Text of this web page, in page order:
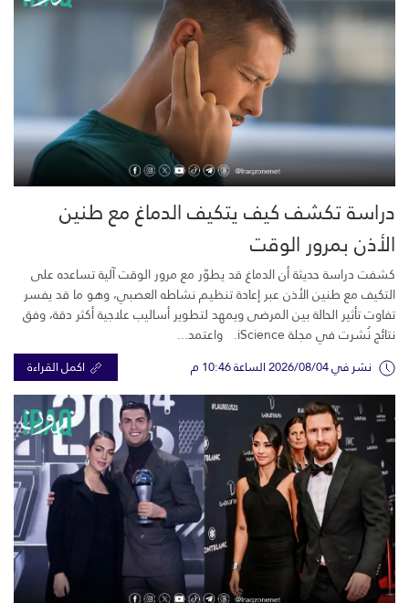
دراسة تكشف كيف يتكيف الدماغ مع طنين
الأذن بمرور الوقت
كشفت دراسة حديثة أن الدماغ قد يطوّر مع مرور الوقت آلية تساعده على
التكيف مع طنين الأذن عبر إعادة تنظيم نشاطه العصبي، وهو ما قد يفسر
تفاوت تأثير الحالة بين المرضى ويمهد لتطوير أساليب علاجية أكثر دقة، وفق
نتائج نُشرت في مجلة iScience. واعتمد...
نشر في 2026/08/04 الساعة 10:46 م اكمل القراءة